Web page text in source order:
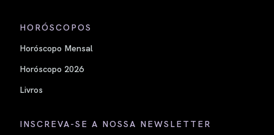
HORÓSCOPOS
Horóscopo Mensal
Horóscopo 2026
Livros
INSCREVA-SE A NOSSA NEWSLETTER